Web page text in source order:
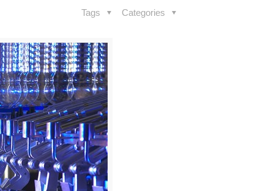
Categories
Tags